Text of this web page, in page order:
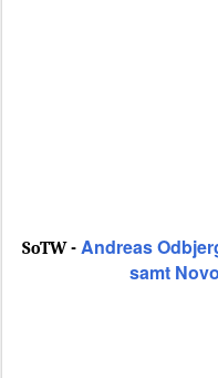
SoTW - Andreas
samt